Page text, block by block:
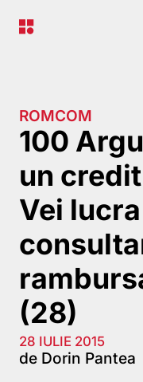
ROMCOM
100
un
Vei
(28)
28 IULIE 2015
de Dorin Pantea